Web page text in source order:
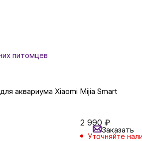
Фототехника
ТВ и проекторы
питомцев
аквариума Xiaomi Mijia Smart
2 990 ₽
Уточняйте
Заказать